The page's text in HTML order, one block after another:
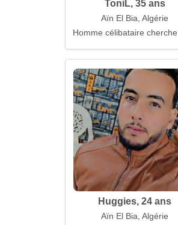
ToniL, 35 ans
Aïn El Bia, Algérie
Homme célibataire cherche
Huggies, 24 ans
Aïn El Bia, Algérie